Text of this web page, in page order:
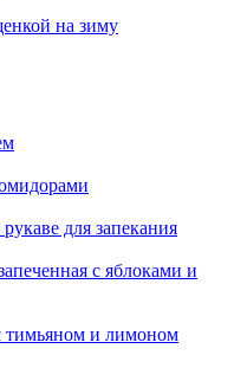
на зиму
для запекания
с яблоками и
тимьяном и лимоном